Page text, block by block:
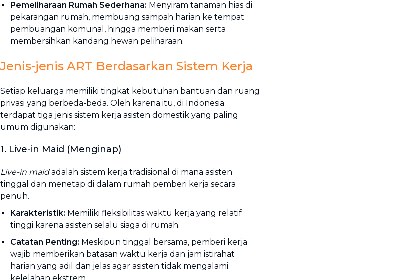
Pemeliharaan Rumah Sederhana: Menyiram tanaman hias di
pekarangan rumah, membuang sampah harian ke tempat
pembuangan komunal, hingga memberi makan serta
membersihkan kandang hewan peliharaan.
Jenis-jenis ART Berdasarkan Sistem Kerja
Setiap keluarga memiliki tingkat kebutuhan bantuan dan ruang
privasi yang berbeda-beda. Oleh karena itu, di Indonesia
terdapat tiga jenis sistem kerja asisten domestik yang paling
umum digunakan:
1. Live-in Maid (Menginap)
Live-in maidadalah sistem kerja tradisional di mana asisten
tinggal dan menetap di dalam rumah pemberi kerja secara
penuh.
Karakteristik: Memiliki fleksibilitas waktu kerja yang relatif
tinggi karena asisten selalu siaga di rumah.
Catatan Penting: Meskipun tinggal bersama, pemberi kerja
wajib memberikan batasan waktu kerja dan jam istirahat
harian yang adil dan jelas agar asisten tidak mengalami
kelelahan ekstrem.